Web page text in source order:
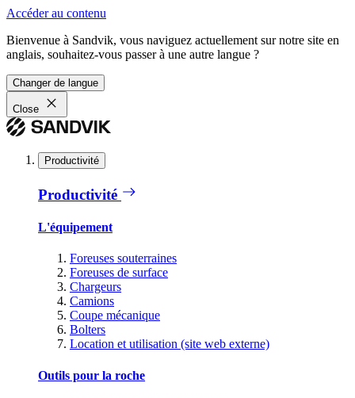
Accéder au contenu
Bienvenue à Sandvik, vous naviguez actuellement sur notre site en
anglais, souhaitez-vous passer à une autre langue ?
Changer de langue
Close
Productivité
Productivité
L'équipement
Foreuses souterraines
Foreuses de surface
Chargeurs
Camions
Coupe mécanique
Bolters
Location et utilisation (site web externe)
Outils pour la roche